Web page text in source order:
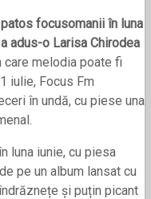
focusomanii în luna
adus-o Larisa Chirodea
melodia poate fi
iulie, Focus Fm
în undă, cu piese una
luna iunie, cu piesa
pe un album lansat cu
și puțin picant